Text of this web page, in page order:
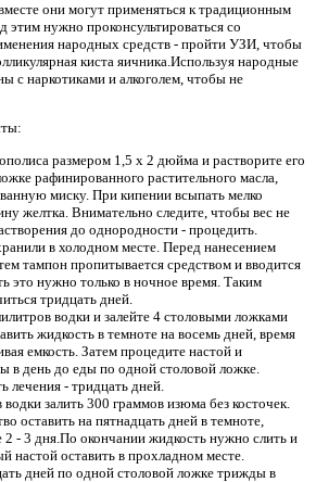
они могут применяться к традиционным
этим нужно проконсультироваться со
народных средств - пройти УЗИ, чтобы
киста яичника.Используя народные
с наркотиками и алкоголем, чтобы не
размером 1,5 x 2 дюйма и растворите его
рафинированного растительного масла,
миску. При кипении всыпать мелко
желтка. Внимательно следите, чтобы вес не
до однородности - процедить.
в холодном месте. Перед нанесением
тампон пропитывается средством и вводится
это нужно только в ночное время. Таким
тридцать дней.
водки и залейте 4 столовыми ложками
жидкость в темноте на восемь дней, время
емкость. Затем процедите настой и
в день до еды по одной столовой ложке.
лечения - тридцать дней.
залить 300 граммов изюма без косточек.
оставить на пятнадцать дней в темноте,
2 - 3 дня.По окончании жидкость нужно слить и
настой оставить в прохладном месте.
дней по одной столовой ложке трижды в